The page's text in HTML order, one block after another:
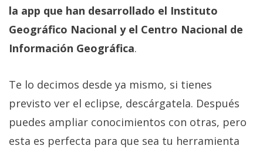
la app que han desarrollado el Instituto
Geográfico Nacional y el Centro Nacional de
Información Geográfica.
Te lo decimos desde ya mismo, si tienes
previsto ver el eclipse, descárgatela. Después
puedes ampliar conocimientos con otras, pero
esta es perfecta para que sea tu herramienta